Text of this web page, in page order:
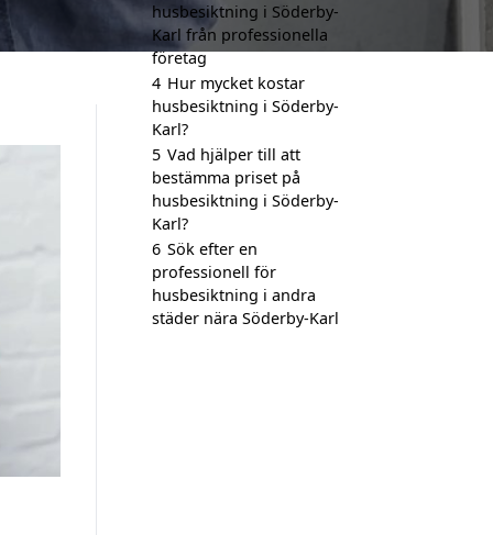
husbesiktning i Söderby-
Karl från professionella
företag
4 Hur mycket kostar
husbesiktning i Söderby-
Karl?
5 Vad hjälper till att
bestämma priset på
husbesiktning i Söderby-
Karl?
6 Sök efter en
professionell för
husbesiktning i andra
städer nära Söderby-Karl